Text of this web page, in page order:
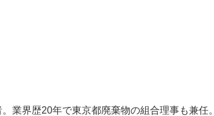
業界歴20年で東京都廃棄物の組合理事も兼任。